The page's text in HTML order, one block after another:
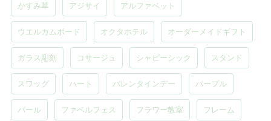
かすみ草 アジサイ アルファベット
ウエルカムボード オクタホテル オーダーメイドギフト
ガラス彫刻 コサージュ シャビーシック スタンド
スワッグ ハート バレンタインデー パープル
パール ファベルフェス フラワー教室 フレーム